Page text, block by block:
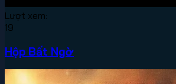
Lượt xem:
19
Hộp Bất Ngờ